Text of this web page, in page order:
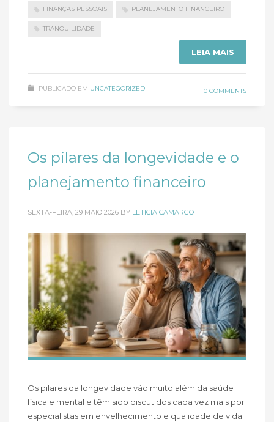
FINANÇAS PESSOAIS PLANEJAMENTO FINANCEIRO
TRANQUILIDADE
LEIA MAIS
PUBLICADO EM UNCATEGORIZED 0 COMMENTS
Os pilares da longevidade e o
planejamento financeiro
SEXTA-FEIRA, 29 MAIO 2026 BY LETICIA CAMARGO
Os pilares da longevidade vão muito além da saúde
física e mental e têm sido discutidos cada vez mais por
especialistas em envelhecimento e qualidade de vida.